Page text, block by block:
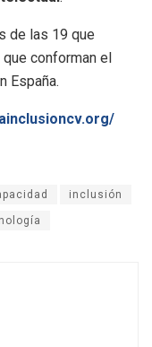
de las 19 que
conforman el
España.
inclusión